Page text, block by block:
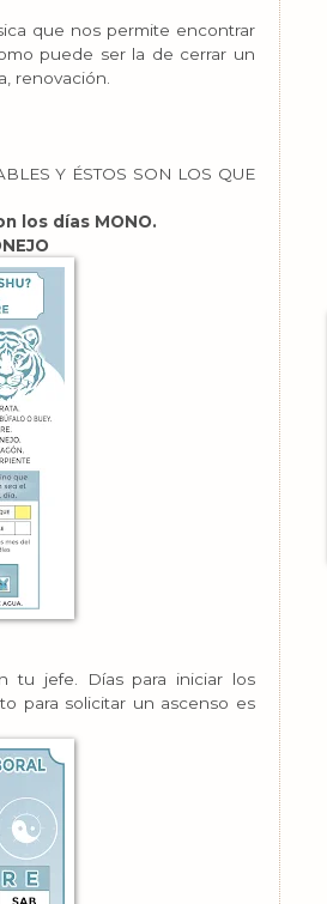
que nos permite encontrar
puede ser la de cerrar un
renovación.
Y ÉSTOS SON LOS QUE
los días MONO.
tu jefe. Días para iniciar los
para solicitar un ascenso es